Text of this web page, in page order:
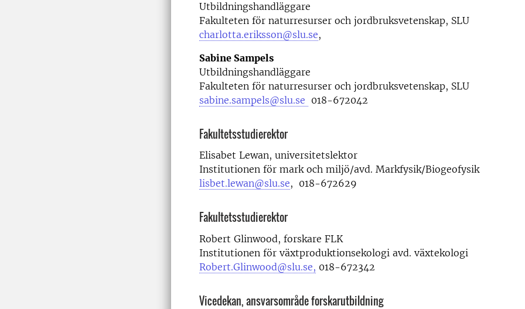
Utbildningshandläggare
Fakulteten för naturresurser och jordbruksvetenskap, SLU
charlotta.eriksson@slu.se,
Sabine Sampels
Utbildningshandläggare
Fakulteten för naturresurser och jordbruksvetenskap, SLU
sabine.sampels@slu.se 018-672042
Fakultetsstudierektor
Elisabet Lewan, universitetslektor
Institutionen för mark och miljö/avd. Markfysik/Biogeofysik
lisbet.lewan@slu.se, 018-672629
Fakultetsstudierektor
Robert Glinwood, forskare FLK
Institutionen för växtproduktionsekologi avd. växtekologi
Robert.Glinwood@slu.se, 018-672342
Vicedekan, ansvarsområde forskarutbildning